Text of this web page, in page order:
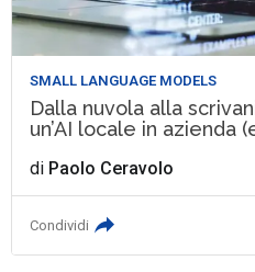
SMALL LANGUAGE MODELS
Dalla nuvola alla
un’AI locale in azienda
di Paolo Ceravolo
Condividi